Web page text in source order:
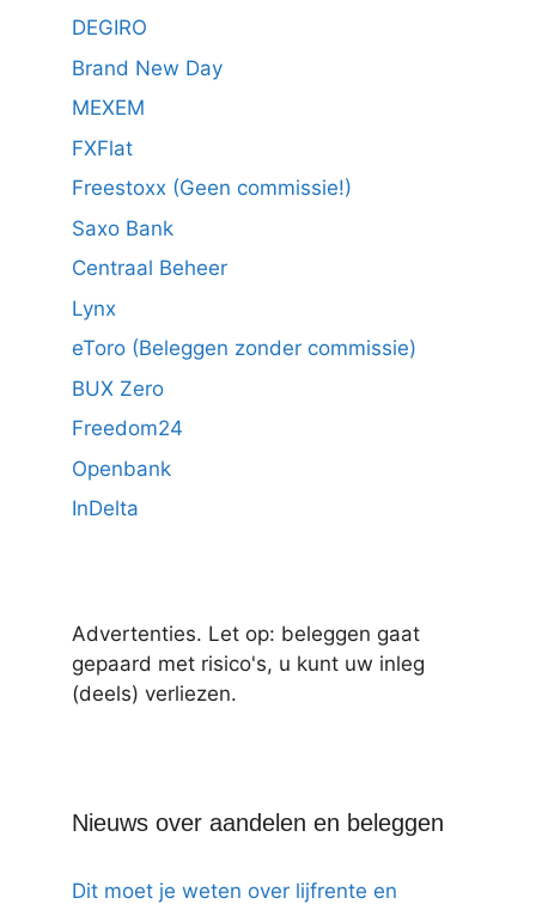
DEGIRO
Brand New Day
MEXEM
FXFlat
Freestoxx (Geen commissie!)
Saxo Bank
Centraal Beheer
Lynx
eToro (Beleggen zonder commissie)
BUX Zero
Freedom24
Openbank
InDelta
Advertenties. Let op: beleggen gaat
gepaard met risico's, u kunt uw inleg
(deels) verliezen.
Nieuws over aandelen en beleggen
Dit moet je weten over lijfrente en